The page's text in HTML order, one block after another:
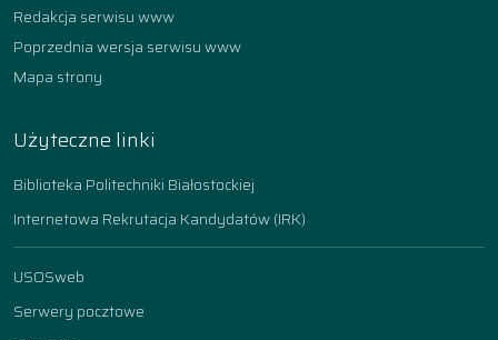
Redakcja serwisu www
Poprzednia wersja serwisu www
Mapa strony
Użyteczne linki
Biblioteka Politechniki Białostockiej
Internetowa Rekrutacja Kandydatów (IRK)
USOSweb
Serwery pocztowe